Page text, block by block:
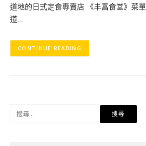
道地的日式定食專賣店 《丰富食堂》菜
道…
CONTINUE READING